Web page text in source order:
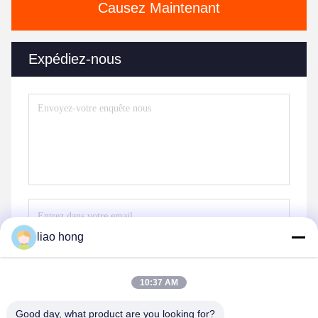
Causez Maintenant
Expédiez-nous
Envoyez
liao hong
10:37 AM
Good day, what product are you looking for?